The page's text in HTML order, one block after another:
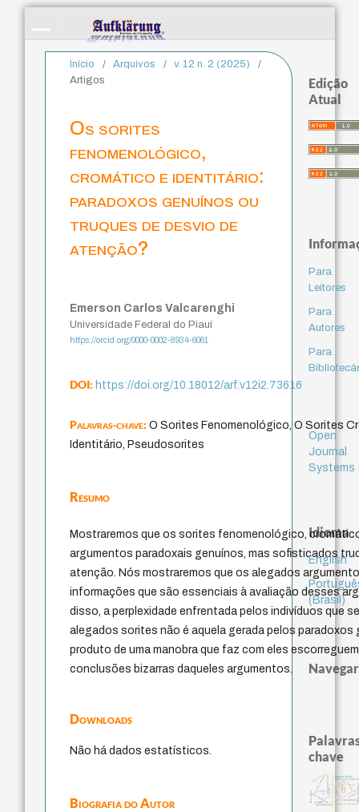
Início / Arquivos / v. 12 n. 2 (2025)
/
Artigos
Os sorites
fenomenológico,
cromático e identitário:
paradoxos genuínos ou
truques de desvio de
atenção?
Emerson Carlos Valcarenghi
Universidade Federal do Piauí
https://orcid.org/0000-0002-8934-6061
DOI:https://doi.org/10.18012/arf.v12i2.73616
Palavras-chave:O Sorites Fenomenológico, O Sorites
Identitário, Pseudosorites
Resumo
Mostraremos que os sorites fenomenológico,
argumentos paradoxais genuínos, mas sofisticados
atenção. Nós mostraremos que os alegados
informações que são essenciais à avaliação desses
disso, a perplexidade enfrentada pelos indivíduos que
alegados sorites não é aquela gerada pelos paradoxos
produto de uma manobra que faz com eles
conclusões bizarras daqueles argumentos.
Downloads
Não há dados estatísticos.
Biografia do Autor
Edição
Atual
Para
Leitores
Para
Autores
Para
Open
Journal
Systems
Idioma
English
(Brasil)
Navegar
chave
immanuel kantcódigo da dinastia nguyengosto
juízo
sensus communis formação
education ideology
fukuzawa
redução
mulher popper
falseabilidade
carnap
constituiçãofísica
igualdade de
judaísmo autenticidade
pessimismo
descartes
ren
ética. levinas
yi
li
sentido